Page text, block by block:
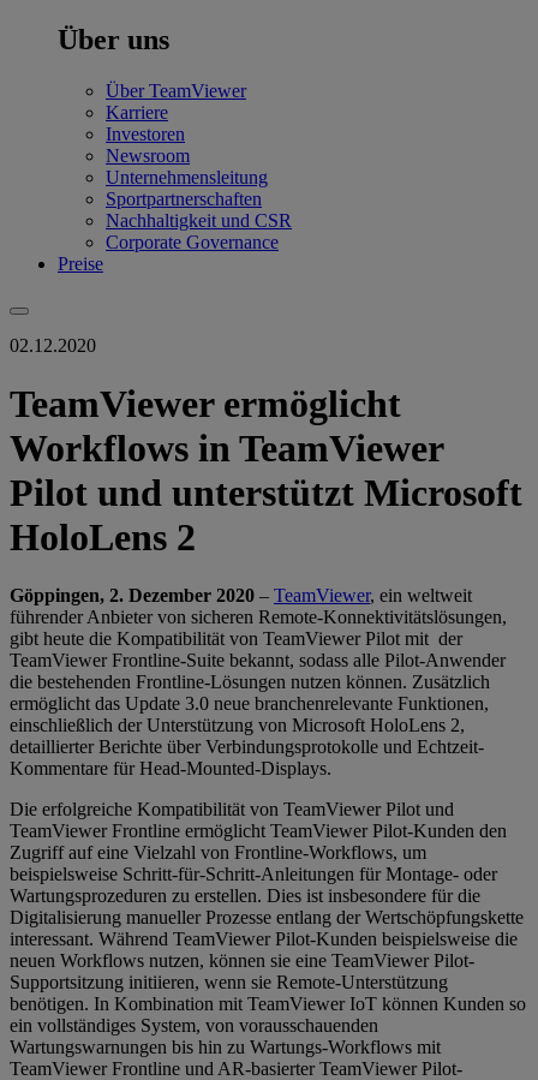
Über uns
Über TeamViewer
Karriere
Investoren
Newsroom
Unternehmensleitung
Sportpartnerschaften
Nachhaltigkeit und CSR
Corporate Governance
Preise
02.12.2020
TeamViewer ermöglicht
Workflows in TeamViewer
Pilot und unterstützt Microsoft
HoloLens 2
Göppingen, 2. Dezember 2020 – TeamViewer, ein weltweit
führender Anbieter von sicheren Remote-Konnektivitätslösungen,
gibt heute die Kompatibilität von TeamViewer Pilot mit der
TeamViewer Frontline-Suite bekannt, sodass alle Pilot-Anwender
die bestehenden Frontline-Lösungen nutzen können. Zusätzlich
ermöglicht das Update 3.0 neue branchenrelevante Funktionen,
einschließlich der Unterstützung von Microsoft HoloLens 2,
detaillierter Berichte über Verbindungsprotokolle und Echtzeit-
Kommentare für Head-Mounted-Displays.
Die erfolgreiche Kompatibilität von TeamViewer Pilot und
TeamViewer Frontline ermöglicht TeamViewer Pilot-Kunden den
Zugriff auf eine Vielzahl von Frontline-Workflows, um
beispielsweise Schritt-für-Schritt-Anleitungen für Montage- oder
Wartungsprozeduren zu erstellen. Dies ist insbesondere für die
Digitalisierung manueller Prozesse entlang der Wertschöpfungskette
interessant. Während TeamViewer Pilot-Kunden beispielsweise die
neuen Workflows nutzen, können sie eine TeamViewer Pilot-
Supportsitzung initiieren, wenn sie Remote-Unterstützung
benötigen. In Kombination mit TeamViewer IoT können Kunden so
ein vollständiges System, von vorausschauenden
Wartungswarnungen bis hin zu Wartungs-Workflows mit
TeamViewer Frontline und AR-basierter TeamViewer Pilot-